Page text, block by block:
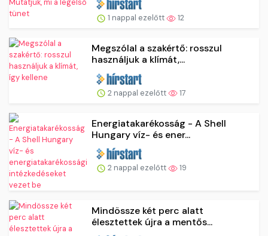
1 nappal ezelőtt 12
Megszólal a szakértő: rosszul
használjuk a klímát,...
2 nappal ezelőtt 17
Energiatakarékosság - A Shell
Hungary víz- és ener...
2 nappal ezelőtt 19
Mindössze két perc alatt
élesztettek újra a mentős...